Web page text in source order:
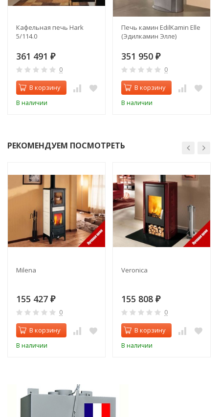
Кафельная печь Hark
5/114.0
361 491 ₽
0
В корзину
В наличии
Печь камин EdilKamin Elle
(Эдилкамин Элле)
351 950 ₽
0
В корзину
В наличии
РЕКОМЕНДУЕМ ПОСМОТРЕТЬ
Milena
155 427 ₽
0
В корзину
В наличии
Veronica
155 808 ₽
0
В корзину
В наличии